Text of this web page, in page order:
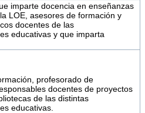
imparte docencia en enseñanzas
LOE, asesores de formación y
docentes de las
educativas y que imparta
profesorado de
docentes de proyectos
de las distintas
educativas.